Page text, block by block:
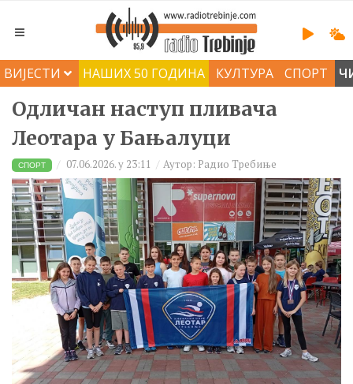
ВИЈЕСТИ НАШИХ 50 ГОДИНА КУЛТУРА СПОРТ
Одличан наступ пливача
Леотара у Бањалуци
СПОРТ 07.06.2026. у 23:11 Аутор: Радио Требиње